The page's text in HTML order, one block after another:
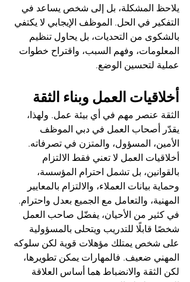
يلاحظ المشكلة، بل إلى شخص يساعد في
التفكير في الحل. الموظف الإيجابي لا يكتفي
بالشكوى من التحديات، بل يحاول تنظيم
المعلومات، وفهم السبب، واقتراح خطوات
عملية لتحسين الوضع.
أخلاقيات العمل وبناء الثقة
الثقة عنصر مهم في أي بيئة عمل. ولهذا،
يقدّر أصحاب العمل في دبي الموظف
الأمين، المسؤول، والمتزن في تصرفاته.
أخلاقيات العمل لا تعني فقط الالتزام
بالقوانين، بل تشمل احترام المؤسسة،
وحماية بيانات العملاء، والالتزام بالمعايير
المهنية، والتعامل مع الجميع بعدل واحترام.
في كثير من الأحيان، يفضّل صاحب العمل
شخصًا قابلًا للتدريب ويتحلى بالمسؤولية
على شخص يمتلك مؤهلات قوية لكن سلوكه
المهني ضعيف. فالمهارات يمكن تطويرها،
لكن الثقة والانضباط هما أساس العلاقة